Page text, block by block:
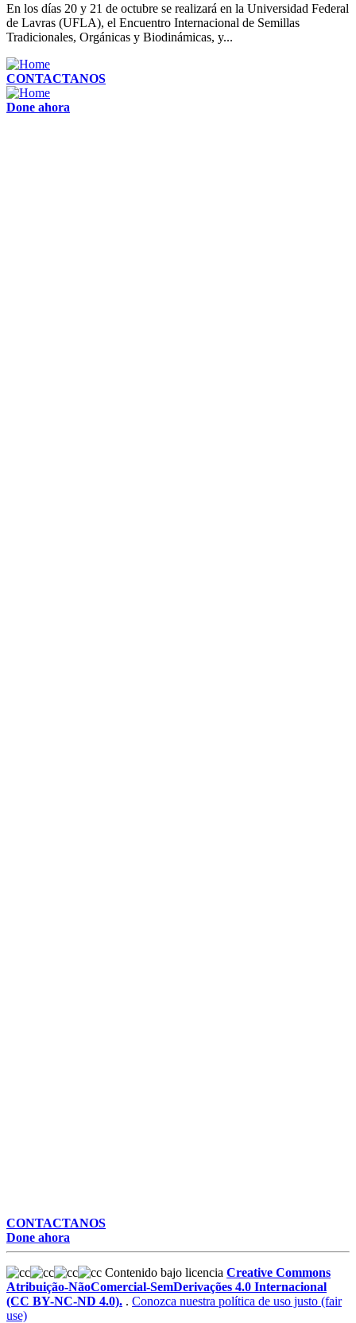
En los días 20 y 21 de octubre se realizará en la Universidad Federal
de Lavras (UFLA), el Encuentro Internacional de Semillas
Tradicionales, Orgánicas y Biodinámicas, y...
CONTACTANOS
Done ahora
CONTACTANOS
Done ahora
Contenido bajo licencia Creative Commons
Atribuição-NãoComercial-SemDerivações 4.0 Internacional
(CC BY-NC-ND 4.0). . Conozca nuestra política de uso justo (fair
use)